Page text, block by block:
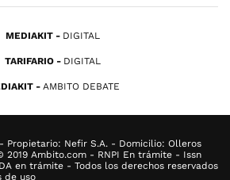
MEDIAKIT DIGITAL
TARIFARIO DIGITAL
AMBITO DEBATE
Propietario: Nefir S.A. - Domicilio: Olleros
2019 Ambito.com - RNPI En trámite - Issn
en trámite - Todos los derechos reservados
de uso